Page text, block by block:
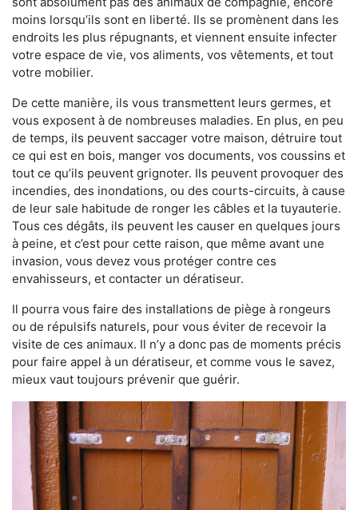
moins lorsqu’ils sont en liberté. Ils se promènent dans les
endroits les plus répugnants, et viennent ensuite infecter
votre espace de vie, vos aliments, vos vêtements, et tout
votre mobilier.
De cette manière, ils vous transmettent leurs germes, et
vous exposent à de nombreuses maladies. En plus, en peu
de temps, ils peuvent saccager votre maison, détruire tout
ce qui est en bois, manger vos documents, vos coussins et
tout ce qu’ils peuvent grignoter. Ils peuvent provoquer des
incendies, des inondations, ou des courts-circuits, à cause
de leur sale habitude de ronger les câbles et la tuyauterie.
Tous ces dégâts, ils peuvent les causer en quelques jours
à peine, et c’est pour cette raison, que même avant une
invasion, vous devez vous protéger contre ces
envahisseurs, et contacter un dératiseur.
Il pourra vous faire des installations de piège à rongeurs
ou de répulsifs naturels, pour vous éviter de recevoir la
visite de ces animaux. Il n’y a donc pas de moments précis
pour faire appel à un dératiseur, et comme vous le savez,
mieux vaut toujours prévenir que guérir.